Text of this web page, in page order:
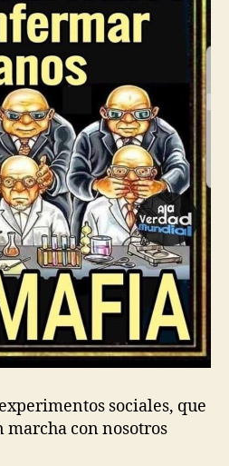
sociales, que
marcha con nosotros